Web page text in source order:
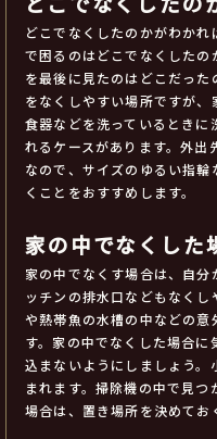
どこでなくしたのかがわか
で困るのはどこでなくした
を最後に見たのはどこだっ
をなくしやすい場所ですが、
食器などを洗っているときに
れるケースがあります。外出
なので、サイズのゆるい指
くことをおすすめします。
家の中でなくした
家の中でなくす場合は、自
ッチンの排水口などもなく
や熱帯魚の水槽の中などの
す。家の中でなくした場合
込まないようにしましょう。
まれます。掃除機の中で見
場合は、置き場所を決めてお